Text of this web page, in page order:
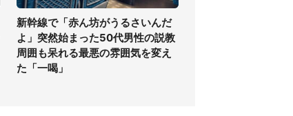
新幹線で「赤ん坊がうるさいんだ
よ」突然始まった50代男性の説教
周囲も呆れる最悪の雰囲気を変え
た「一喝」